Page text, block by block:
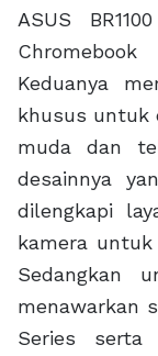
ASUS
Keduanya
khusus untuk
muda dan
desainnya
dilengkapi
kamera
Sedangkan
menawarkan
Series serta